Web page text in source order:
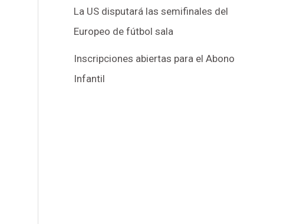
La US disputará las semifinales del
Europeo de fútbol sala
Inscripciones abiertas para el Abono
Infantil